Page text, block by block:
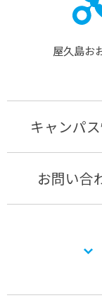
屋久島お
キャンパ
お問い合